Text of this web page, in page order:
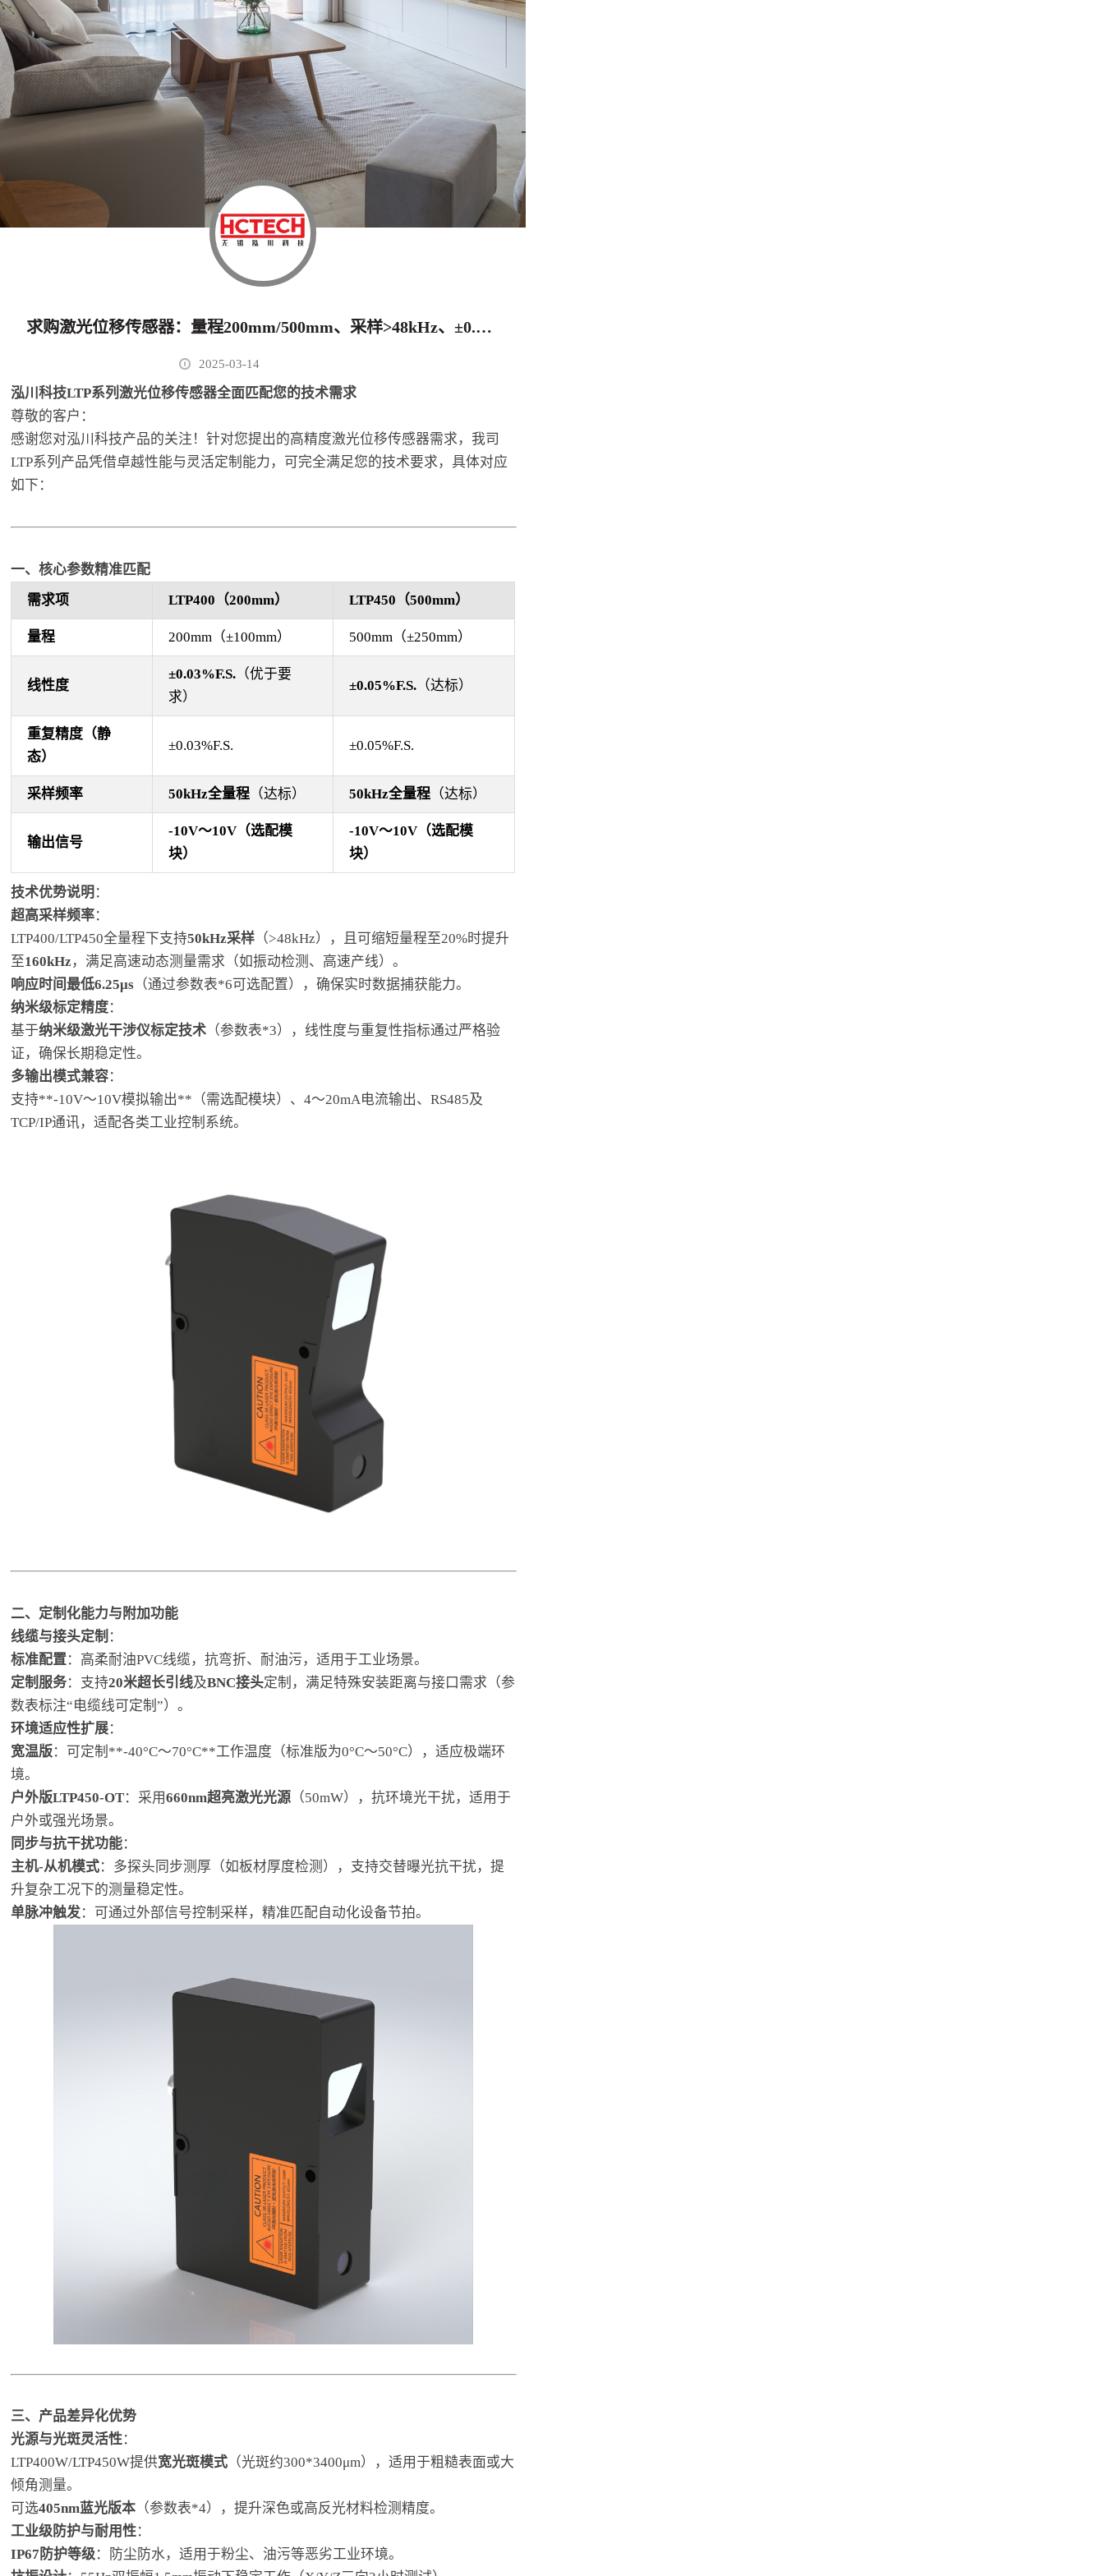
求购激光位移传感器：量程200mm/500mm、采样>48kHz、±0.05%线性度？-泓川科技给您答案！
2025-03-14
泓川科技LTP系列激光位移传感器全面匹配您的技术需求
尊敬的客户：
感谢您对泓川科技产品的关注！针对您提出的高精度激光位移传感器需求，我司
LTP系列产品凭借卓越性能与灵活定制能力，可完全满足您的技术要求，具体对应
如下：
一、核心参数精准匹配
需求项
LTP400 （200mm） LTP450 （500mm）
量程 200mm （±100mm） 500mm （±250mm）
线性度
±0.03%F.S.（优于要
求）
±0.05%F.S.（达标）
重复精度（静
态）
±0.03%F.S. ±0.05%F.S.
采样频率 50kHz全量程（达标） 50kHz全量程（达标）
输出信号
-10V～10V（选配模
块）
-10V～10V（选配模
块）
技术优势说明 ：
超高采样频率：
LTP400/LTP450全量程下支持50kHz采样（>48kHz），且可缩短量程至20%时提升
至160kHz，满足高速动态测量需求（如振动检测、高速产线）。
响应时间最低6.25μs（通过参数表*6可选配置），确保实时数据捕获能力。
纳米级标定精度：
基于纳米级激光干涉仪标定技术（参数表*3），线性度与重复性指标通过严格验
证，确保长期稳定性。
多输出模式兼容：
支持**-10V～10V模拟输出**（需选配模块）、4～20mA电流输出、RS485及
TCP/IP通讯，适配各类工业控制系统。
二、定制化能力与附加功能
线缆与接头定制 ：
标准配置：高柔耐油PVC线缆，抗弯折、耐油污，适用于工业场景。
定制服务：支持20米超长引线及BNC接头定制，满足特殊安装距离与接口需求（参
数表标注“电缆线可定制”）。
环境适应性扩展：
宽温版：可定制**-40°C～70°C**工作温度（标准版为0°C～50°C），适应极端环
境。
户外版LTP450-OT：采用660nm超亮激光光源（50mW），抗环境光干扰，适用于
户外或强光场景。
同步与抗干扰功能：
主机-从机模式：多探头同步测厚（如板材厚度检测），支持交替曝光抗干扰，提
升复杂工况下的测量稳定性。
单脉冲触发：可通过外部信号控制采样，精准匹配自动化设备节拍。
三、产品差异化优势
光源与光斑灵活性：
LTP400W/LTP450W提供宽光斑模式（光斑约300*3400μm），适用于粗糙表面或大
倾角测量。
可选405nm蓝光版本（参数表*4），提升深色或高反光材料检测精度。
工业级防护与耐用性：
IP67防护等级：防尘防水，适用于粉尘、油污等恶劣工业环境。